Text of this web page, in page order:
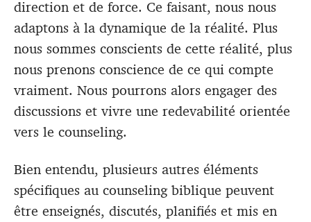
direction et de force. Ce faisant, nous nous
adaptons à la dynamique de la réalité. Plus
nous sommes conscients de cette réalité, plus
nous prenons conscience de ce qui compte
vraiment. Nous pourrons alors engager des
discussions et vivre une redevabilité orientée
vers le counseling.
Bien entendu, plusieurs autres éléments
spécifiques au counseling biblique peuvent
être enseignés, discutés, planifiés et mis en